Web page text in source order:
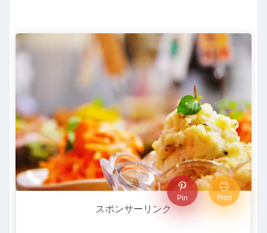
Pin Print
スポンサーリンク